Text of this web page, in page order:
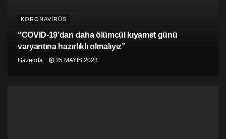
sokağa çıkma yasağından muaf olup, bu kişiler
haricindeki bireyler için kısmi sokağa çıkma yasağı
uygulanır.
2- Yukarıda birinci madde uyarınca muafiyet kapsamı
dışında kalan kişiler, sadece yine yukarıdaki birinci
KORONAVİRÜS
“COVID-19’dan daha ölümcül kıyamet günü
varyantına hazırlıklı olmalıyız”
Gazedda 25 MAYIS 2023